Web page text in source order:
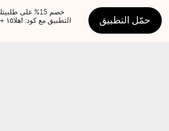
حمّل التطبيق